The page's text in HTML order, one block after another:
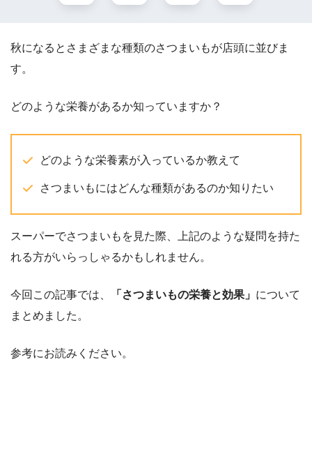
秋になるとさまざまな種類のさつまいもが店頭に並びま
す。
どのような栄養があるか知っていますか？
どのような栄養素が入っているか教えて
さつまいもにはどんな種類があるのか知りたい
スーパーでさつまいもを見た際、上記のような疑問を持た
れる方がいらっしゃるかもしれません。
今回この記事では、 「さつまいもの栄養と効果」 について
まとめました。
参考にお読みください。